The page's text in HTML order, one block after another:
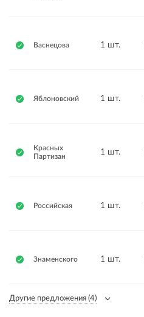
Васнецова 1 шт.
Яблоновский 1 шт.
Красных
Партизан
1 шт.
Российская 1 шт.
Знаменского 1 шт.
Другие предложения (4)